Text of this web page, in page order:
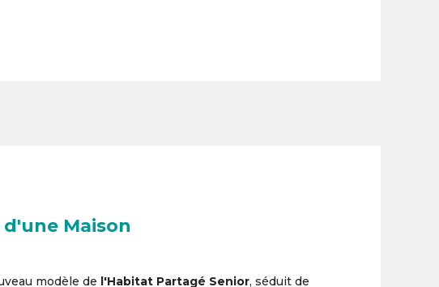
Maison
modèle de l'Habitat Partagé Senior, séduit de